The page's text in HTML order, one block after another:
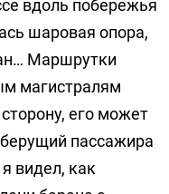
вдоль побережья
шаровая опора,
Маршрутки
магистралям
его может
берущий пассажира
видел, как